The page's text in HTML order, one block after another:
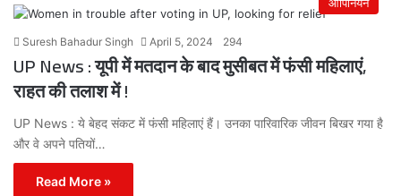
Suresh Bahadur Singh April 5, 2024 294
UP News : यूपी में मतदान के बाद मुसीबत में फंसी महिलाएं,
राहत की तलाश में !
UP News : ये बेहद संकट में फंसी महिलाएं हैं। उनका पारिवारिक जीवन बिखर गया है
और वे अपने पतियों…
Read More »